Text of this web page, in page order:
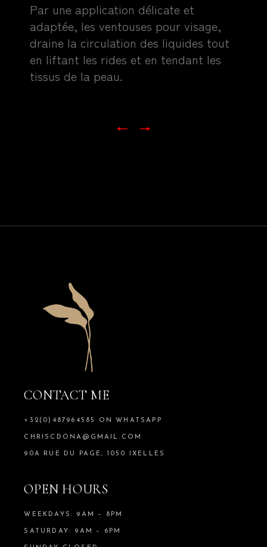
Par une application délicate et
adaptée, les ventouses pour visage,
draine la circulation des liquides tout
en liftant les rides et en tendant les
tissus de la peau.
← →
CONTACT ME
+32(0)487964585 ON WHATSAPP
CHRISCDONA@GMAIL.COM
90A RUE DU PAGE, 1050 IXELLES
OPEN HOURS
WEEKDAYS: 9AM – 8PM
SATURDAY: 9AM – 6PM